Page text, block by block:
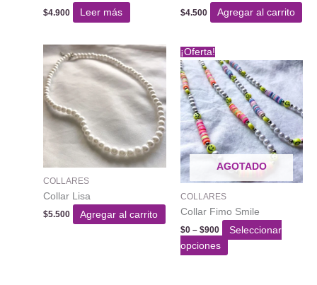
$4.900 Leer más $4.500 Agregar al carrito
COLLARES
Collar Lisa
$5.500 Agregar al carrito
¡Oferta!
AGOTADO
COLLARES
Collar Fimo Smile
$0 – $900Rango
de
precios:
Seleccionar
opciones